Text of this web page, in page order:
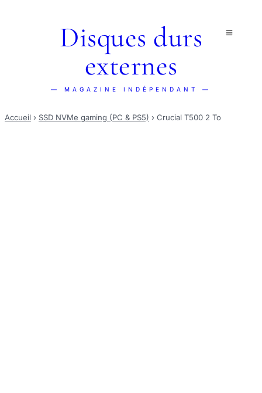
Disques durs
externes
— MAGAZINE INDÉPENDANT —
Accueil › SSD NVMe gaming (PC & PS5) › Crucial T500 2 To